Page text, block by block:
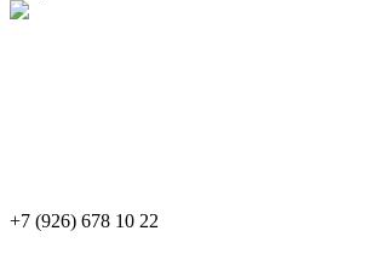
+7 (926) 678 10 22